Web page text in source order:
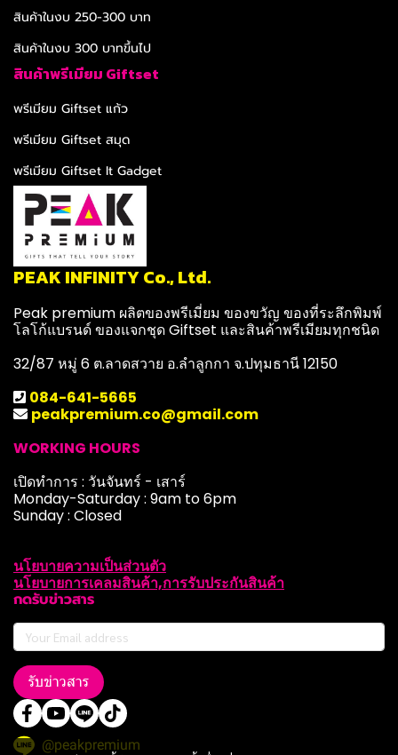
สินค้าในงบ 250-300 บาท
สินค้าในงบ 300 บาทขึ้นไป
สินค้าพรีเมียม Giftset
พรีเมียม Giftset แก้ว
พรีเมียม Giftset สมุด
พรีเมียม Giftset It Gadget
PEAK INFINITY Co., Ltd.
Peak premium ผลิตของพรีเมี่ยม ของขวัญ ของที่ระลึกพิมพ์
โลโก้แบรนด์ ของแจกชุด Giftset และสินค้าพรีเมียมทุกชนิด
32/87 หมู่ 6 ต.ลาดสวาย อ.ลำลูกกา จ.ปทุมธานี 12150
084-641-5665
peakpremium.co@gmail.com
WORKING HOURS
เปิดทำการ : วันจันทร์ - เสาร์
Monday-Saturday : 9am to 6pm
Sunday : Closed
นโยบายความเป็นส่วนตัว
นโยบายการเคลมสินค้า,การรับประกันสินค้า
กดรับข่าวสาร
รับข่าวสาร
@peakpremium